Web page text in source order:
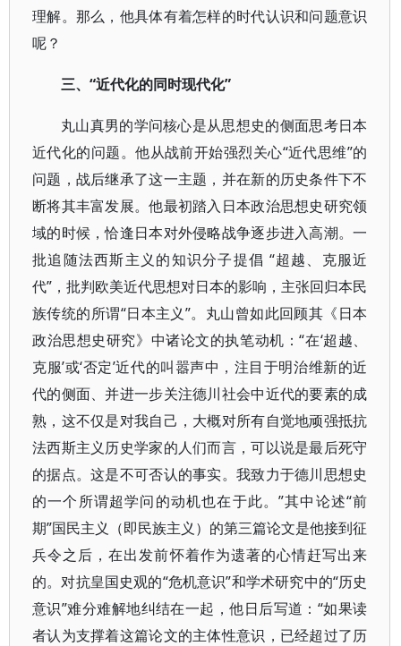
理解。那么，他具体有着怎样的时代认识和问题意识
呢？
三、“近代化的同时现代化”
丸山真男的学问核心是从思想史的侧面思考日本
近代化的问题。他从战前开始强烈关心“近代思维”的
问题，战后继承了这一主题，并在新的历史条件下不
断将其丰富发展。他最初踏入日本政治思想史研究领
域的时候，恰逢日本对外侵略战争逐步进入高潮。一
批追随法西斯主义的知识分子提倡 “超越、克服近
代”，批判欧美近代思想对日本的影响，主张回归本民
族传统的所谓“日本主义”。丸山曾如此回顾其《日本
政治思想史研究》中诸论文的执笔动机：“在‘超越、
克服’或‘否定’近代的叫嚣声中，注目于明治维新的近
代的侧面、并进一步关注德川社会中近代的要素的成
熟，这不仅是对我自己，大概对所有自觉地顽强抵抗
法西斯主义历史学家的人们而言，可以说是最后死守
的据点。这是不可否认的事实。我致力于德川思想史
的一个所谓超学问的动机也在于此。”其中论述“前
期”国民主义（即民族主义）的第三篇论文是他接到征
兵令之后，在出发前怀着作为遗著的心情赶写出来
的。对抗皇国史观的“危机意识”和学术研究中的“历史
意识”难分难解地纠结在一起，他日后写道：“如果读
者认为支撑着这篇论文的主体性意识，已经超过了历